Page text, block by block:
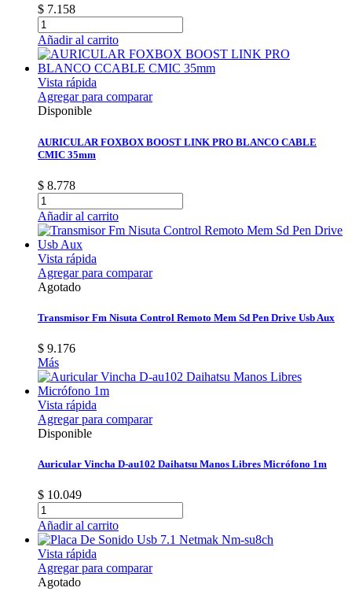
$ 7.158
Añadir al carrito
Vista rápida
Agregar para comparar
Disponible
AURICULAR FOXBOX BOOST LINK PRO BLANCO CABLE
CMIC 35mm
$ 8.778
Añadir al carrito
Vista rápida
Agregar para comparar
Agotado
Transmisor Fm Nisuta Control Remoto Mem Sd Pen Drive Usb Aux
$ 9.176
Más
Vista rápida
Agregar para comparar
Disponible
Auricular Vincha D-au102 Daihatsu Manos Libres Micrófono 1m
$ 10.049
Añadir al carrito
Vista rápida
Agregar para comparar
Agotado